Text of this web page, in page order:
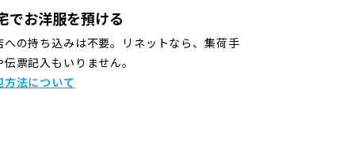
でお洋服を預ける
への持ち込みは不要。リネットなら、集荷手
伝票記入もいりません。
方法について